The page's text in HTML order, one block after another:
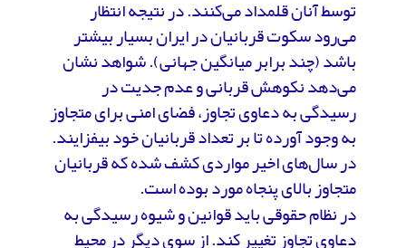
توسط آنان قلمداد می‌کنند. در نتیجه انتظار
می‌رود سکوت قربانیان در ایران بسیار بیشتر
باشد (چند برابر میانگین جهانی). شواهد نشان
می‌دهد نکوهش قربانی و عدم جدیت در
رسیدگی به دعاوی تجاوز، فضای امنی برای متجاوز
به وجود آورده تا بر تعداد قربانیان خود بیفزایند.
در سال‌های اخیر مواردی کشف شده که قربانیان
متجاوز بالای پنجاه مورد بوده است.
در نظام حقوقی باید قوانین و شیوه رسیدگی به
دعاوی تجاوز تغییر کند. از سوی دیگر در محیط